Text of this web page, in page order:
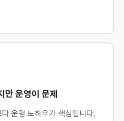
만 운영이 문제
운영 노하우가 핵심입니다.